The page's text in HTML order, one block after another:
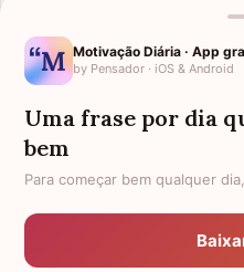
Mensagens
Motivação Diária · App
by Pensador · iOS & Android
Uma frase por dia
bem
Para começar bem qualquer